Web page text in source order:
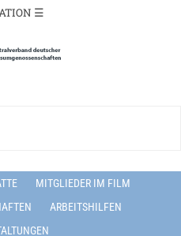
MITGLIEDER IM FILM
ARBEITSHILFEN